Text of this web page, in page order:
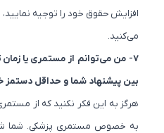
افزایش حقوق خود را توجیه نمایید، در
می‌کنید.
۷- من می‌توانم از مستمری یا زمان
بین پیشنهاد شما و حداقل دستمز خود را
هرگز به این فکر نکنید که از مستمری
به خصوص مستمری پزشکی. شما